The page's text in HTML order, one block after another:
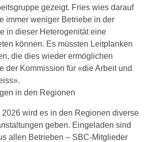
gezeigt. Fries wies darauf
immer weniger Betriebe in der
in dieser Heterogenität eine
können. Es müssten Leitplanken
die dies wieder ermöglichen
der Kommission für «die Arbeit und
in den Regionen
2026 wird es in den Regionen diverse
geben. Eingeladen sind
allen Betrieben – SBC-Mitglieder